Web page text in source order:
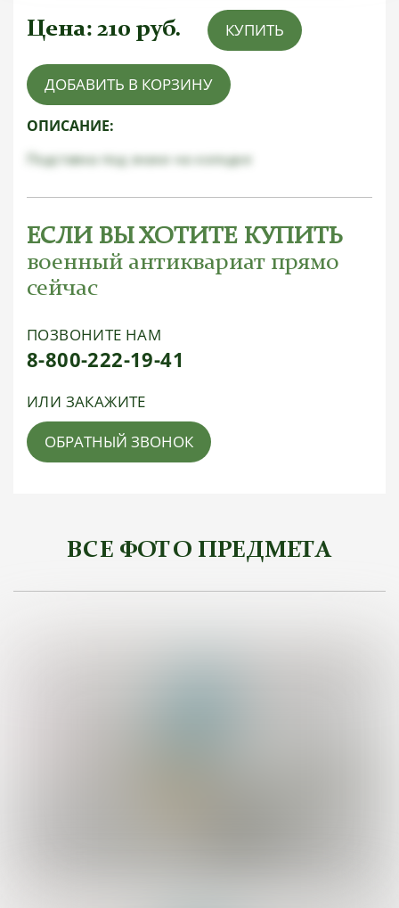
Цена: 210 руб. КУПИТЬ
ДОБАВИТЬ В КОРЗИНУ
ОПИСАНИЕ:
Подставка под знаки на колодке
ЕСЛИ ВЫ ХОТИТЕ КУПИТЬ
военный антиквариат прямо
сейчас
ПОЗВОНИТЕ НАМ
8-800-222-19-41
ИЛИ ЗАКАЖИТЕ
ОБРАТНЫЙ ЗВОНОК
ВСЕ ФОТО ПРЕДМЕТА